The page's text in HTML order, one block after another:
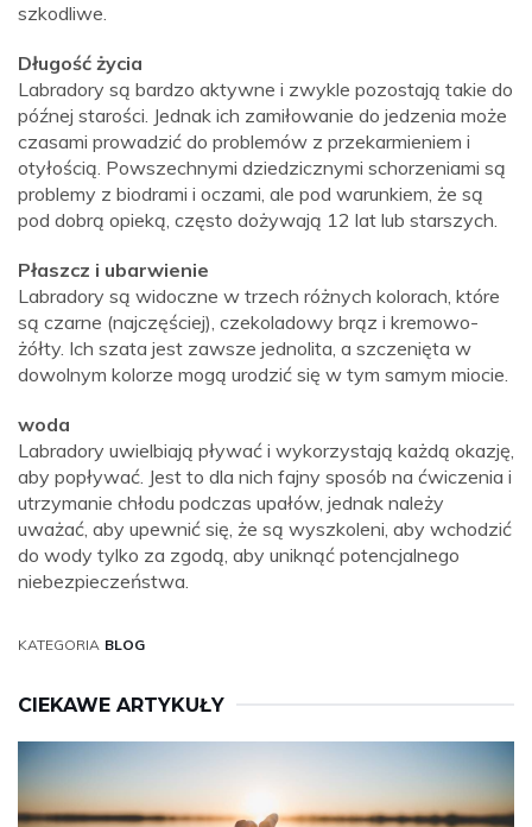
szkodliwe.
Długość życia
Labradory są bardzo aktywne i zwykle pozostają takie do
późnej starości. Jednak ich zamiłowanie do jedzenia może
czasami prowadzić do problemów z przekarmieniem i
otyłością. Powszechnymi dziedzicznymi schorzeniami są
problemy z biodrami i oczami, ale pod warunkiem, że są
pod dobrą opieką, często dożywają 12 lat lub starszych.
Płaszcz i ubarwienie
Labradory są widoczne w trzech różnych kolorach, które
są czarne (najczęściej), czekoladowy brąz i kremowo-
żółty. Ich szata jest zawsze jednolita, a szczenięta w
dowolnym kolorze mogą urodzić się w tym samym miocie.
woda
Labradory uwielbiają pływać i wykorzystają każdą okazję,
aby popływać. Jest to dla nich fajny sposób na ćwiczenia i
utrzymanie chłodu podczas upałów, jednak należy
uważać, aby upewnić się, że są wyszkoleni, aby wchodzić
do wody tylko za zgodą, aby uniknąć potencjalnego
niebezpieczeństwa.
KATEGORIA BLOG
CIEKAWE ARTYKUŁY